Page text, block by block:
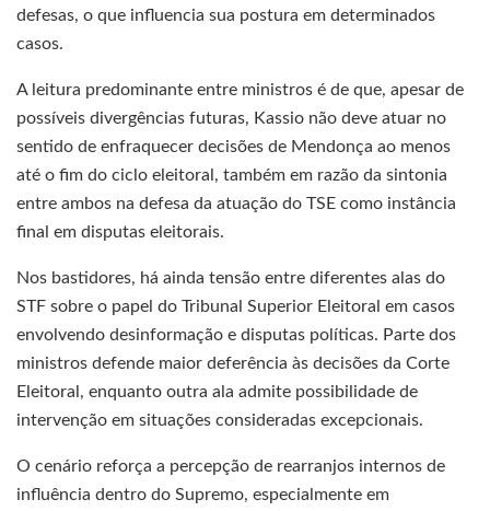
defesas, o que influencia sua postura em determinados
casos.
A leitura predominante entre ministros é de que, apesar de
possíveis divergências futuras, Kassio não deve atuar no
sentido de enfraquecer decisões de Mendonça ao menos
até o fim do ciclo eleitoral, também em razão da sintonia
entre ambos na defesa da atuação do TSE como instância
final em disputas eleitorais.
Nos bastidores, há ainda tensão entre diferentes alas do
STF sobre o papel do Tribunal Superior Eleitoral em casos
envolvendo desinformação e disputas políticas. Parte dos
ministros defende maior deferência às decisões da Corte
Eleitoral, enquanto outra ala admite possibilidade de
intervenção em situações consideradas excepcionais.
O cenário reforça a percepção de rearranjos internos de
influência dentro do Supremo, especialmente em